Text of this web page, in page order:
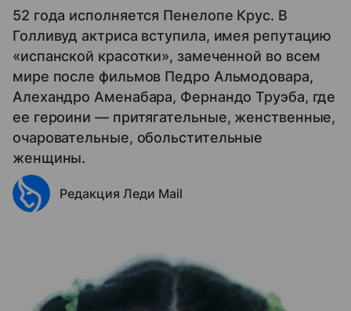
52 года исполняется Пенелопе Крус. В
Голливуд актриса вступила, имея репутацию
«испанской красотки», замеченной во всем
мире после фильмов Педро Альмодовара,
Алехандро Аменабара, Фернандо Труэба, где
ее героини — притягательные, женственные,
очаровательные, обольстительные
женщины.
Редакция Леди Mail